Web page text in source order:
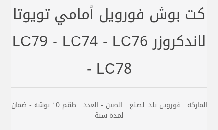
كت بوش فورويل أمامي تويوتا
لاندكروزر LC79 - LC74 - LC76
- LC78
الماركة : فورويل بلد الصنع : الصين - العدد : طقم 10 بوشة - ضمان
لمدة سنة